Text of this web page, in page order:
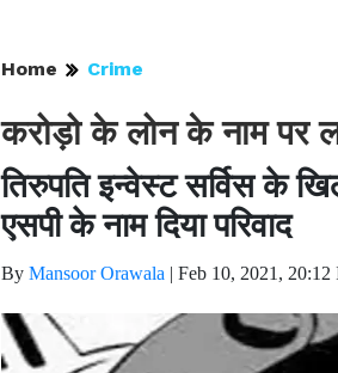
Home Crime
करोड़ो के लोन के नाम पर
तिरुपति इन्वेस्ट सर्विस के
एसपी के नाम दिया परिवाद
By Mansoor Orawala | Feb 10, 2021, 20:12